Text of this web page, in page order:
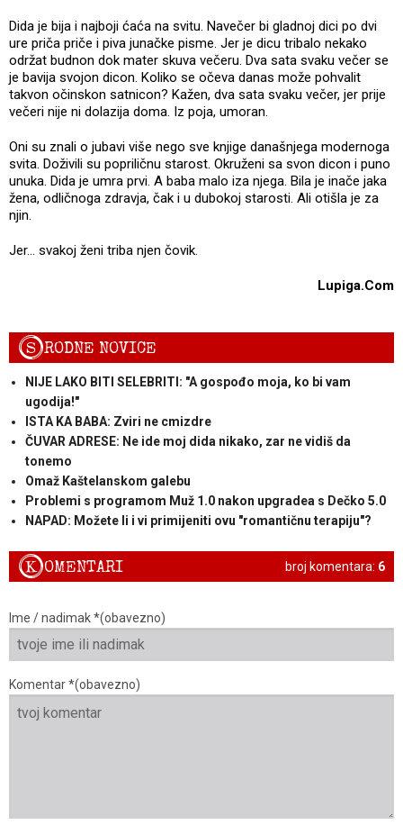
Dida je bija i najboji ćaća na svitu. Navečer bi gladnoj dici po dvi
ure priča priče i piva junačke pisme. Jer je dicu tribalo nekako
održat budnon dok mater skuva večeru. Dva sata svaku večer se
je bavija svojon dicon. Koliko se očeva danas može pohvalit
takvon očinskon satnicon? Kažen, dva sata svaku večer, jer prije
večeri nije ni dolazija doma. Iz poja, umoran.
Oni su znali o jubavi više nego sve knjige današnjega modernoga
svita. Doživili su popriličnu starost. Okruženi sa svon dicon i puno
unuka. Dida je umra prvi. A baba malo iza njega. Bila je inače jaka
žena, odličnoga zdravja, čak i u dubokoj starosti. Ali otišla je za
njin.
Jer... svakoj ženi triba njen čovik.
Lupiga.Com
SRODNE NOVICE
NIJE LAKO BITI SELEBRITI: "A gospođo moja, ko bi vam
ugodija!"
ISTA KA BABA: Zviri ne cmizdre
ČUVAR ADRESE: Ne ide moj dida nikako, zar ne vidiš da
tonemo
Omaž Kaštelanskom galebu
Problemi s programom Muž 1.0 nakon upgradea s Dečko 5.0
NAPAD: Možete li i vi primijeniti ovu "romantičnu terapiju"?
broj komentara: 6
KOMENTARI
Ime / nadimak *(obavezno)
Komentar *(obavezno)